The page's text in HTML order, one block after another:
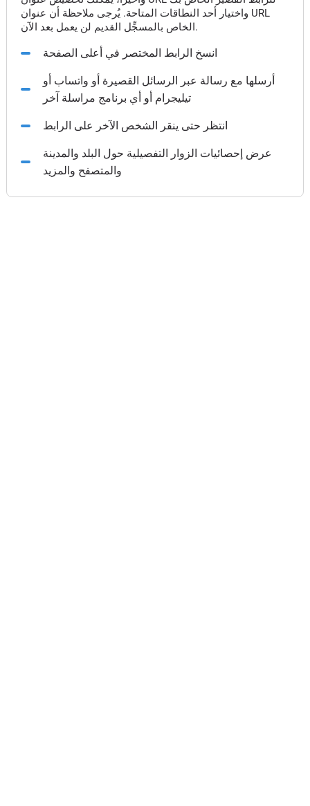
واختيار أحد النطاقات المتاحة. يُرجى ملاحظة أن عنوان URL
الخاص بالمسجِّل القديم لن يعمل بعد الآن.
انسخ الرابط المختصر في أعلى الصفحة
أرسلها مع رسالة عبر الرسائل القصيرة أو واتساب أو
تيليجرام أو أي برنامج مراسلة آخر
انتظر حتى ينقر الشخص الآخر على الرابط
عرض إحصائيات الزوار التفصيلية حول البلد والمدينة
والمتصفح والمزيد